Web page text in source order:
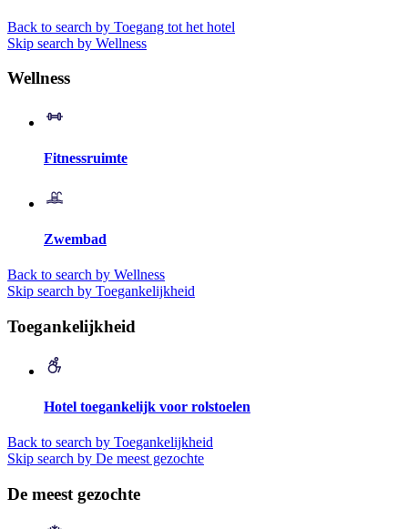
Back to search by Toegang tot het hotel
Skip search by Wellness
Wellness
Fitnessruimte
Zwembad
Back to search by Wellness
Skip search by Toegankelijkheid
Toegankelijkheid
Hotel toegankelijk voor rolstoelen
Back to search by Toegankelijkheid
Skip search by De meest gezochte
De meest gezochte